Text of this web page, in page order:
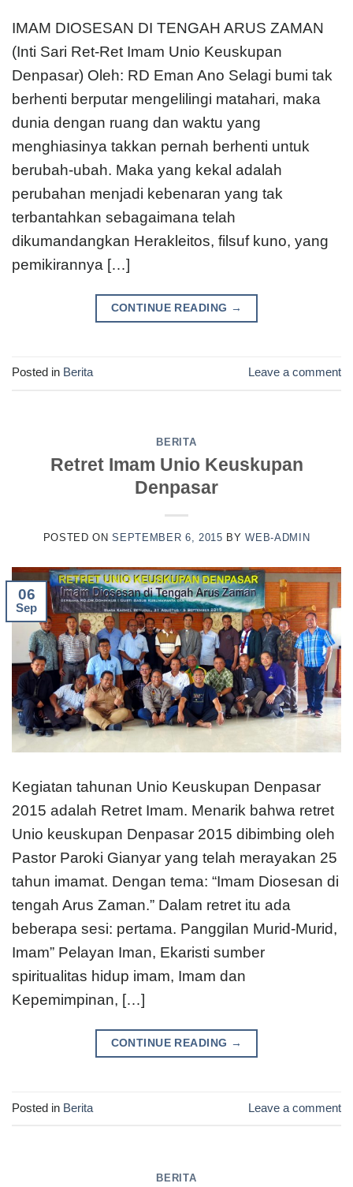
IMAM DIOSESAN DI TENGAH ARUS ZAMAN
(Inti Sari Ret-Ret Imam Unio Keuskupan
Denpasar) Oleh: RD Eman Ano Selagi bumi tak
berhenti berputar mengelilingi matahari, maka
dunia dengan ruang dan waktu yang
menghiasinya takkan pernah berhenti untuk
berubah-ubah. Maka yang kekal adalah
perubahan menjadi kebenaran yang tak
terbantahkan sebagaimana telah
dikumandangkan Herakleitos, filsuf kuno, yang
pemikirannya […]
CONTINUE READING →
Posted in Berita Leave a comment
BERITA
Retret Imam Unio Keuskupan
Denpasar
POSTED ONSEPTEMBER 6, 2015 BYWEB-ADMIN
06
Sep
Kegiatan tahunan Unio Keuskupan Denpasar
2015 adalah Retret Imam. Menarik bahwa retret
Unio keuskupan Denpasar 2015 dibimbing oleh
Pastor Paroki Gianyar yang telah merayakan 25
tahun imamat. Dengan tema: “Imam Diosesan di
tengah Arus Zaman.” Dalam retret itu ada
beberapa sesi: pertama. Panggilan Murid-Murid,
Imam” Pelayan Iman, Ekaristi sumber
spiritualitas hidup imam, Imam dan
Kepemimpinan, […]
CONTINUE READING →
Posted in Berita Leave a comment
BERITA